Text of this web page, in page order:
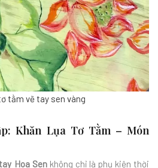
tằm vẽ tay sen vàng
Khăn Lụa Tơ Tằm – Món
Hoa Senkhông chỉ là phụ kiện thời